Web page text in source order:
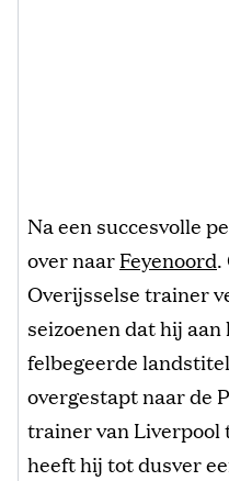
Na een succesvolle
over naarFeyenoord.
Overijsselse trainer
seizoenen dat hij
felbegeerde
overgestapt naar de
trainer van Liverpool
heeft hij tot dusver